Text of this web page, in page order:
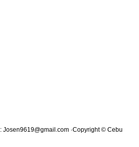
: Josen9619@gmail.com ·Copyright © Cebu